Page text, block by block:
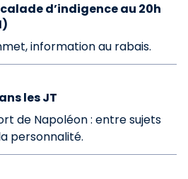
d’indigence au 20h
information au rabais.
les JT
de Napoléon : entre sujets
personnalité.